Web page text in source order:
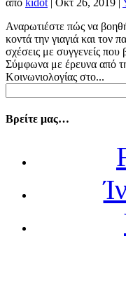
Αναρωτιέστε πώς να
κοντά την γιαγιά και τον
σχέσεις με συγγενείς που
Σύμφωνα με έρευνα από
Κοινωνιολογίας στο...
για:
Βρείτε μας…